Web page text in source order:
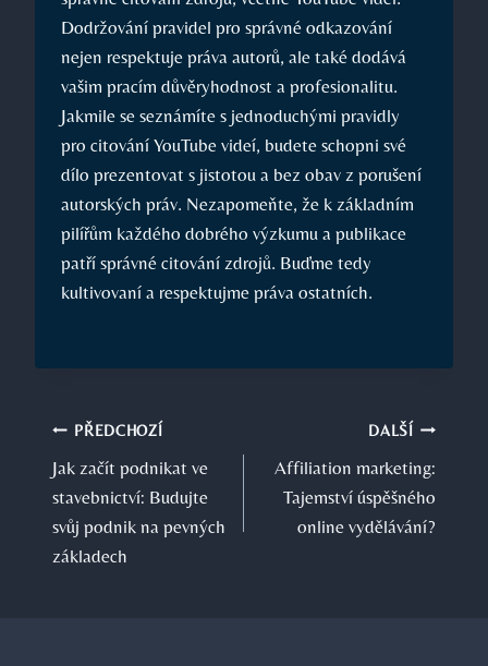
Dodržování pravidel pro správné odkazování
nejen respektuje práva autorů, ale také dodává
vašim pracím důvěryhodnost a profesionalitu.
Jakmile se seznámíte s jednoduchými pravidly
pro citování YouTube videí, budete schopni své
dílo prezentovat s jistotou a bez obav z porušení
autorských práv. Nezapomeňte, že k základním
pilířům každého dobrého výzkumu a publikace
patří správné citování zdrojů. Buďme tedy
kultivovaní a respektujme práva ostatních.
Navigace
pro
příspěvek
PŘEDCHOZÍ
Jak začít podnikat ve
stavebnictví: Budujte
svůj podnik na pevných
základech
DALŠÍ
Affiliation marketing:
Tajemství úspěšného
online vydělávání?